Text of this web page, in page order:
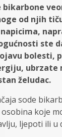
bikarbone
od njih
ste
bolesti,
želudac.
sode
koje
ljepoti ili u